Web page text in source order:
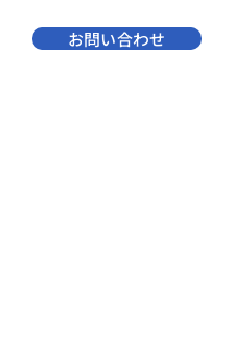
お問い合わせ